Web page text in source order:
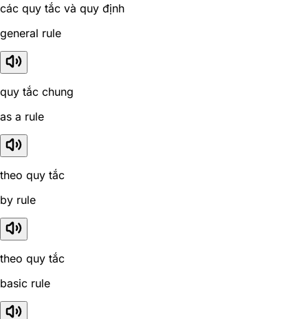
các quy tắc và quy định
general rule
quy tắc chung
as a rule
theo quy tắc
by rule
theo quy tắc
basic rule